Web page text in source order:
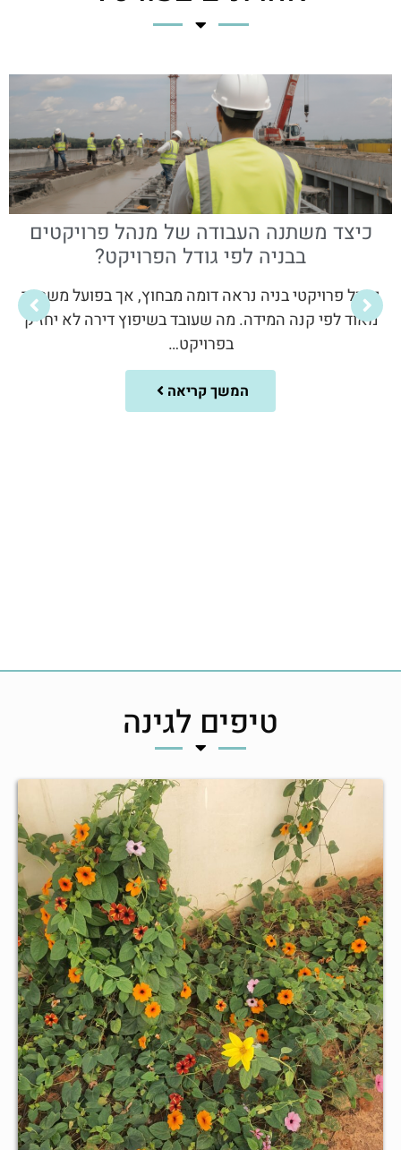
כיצד משתנה העבודה של מנהל פרויקטים
בבניה לפי גודל הפרויקט?
ניהול פרויקטי בניה נראה דומה מבחוץ, אך בפועל משתנה
מאוד לפי קנה המידה. מה שעובד בשיפוץ דירה לא יחזיק
בפרויקט…
המשך קריאה
טיפים לגינה